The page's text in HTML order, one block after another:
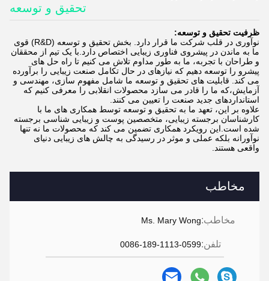
مخاطب
مخاطب:Ms. Mary Wong
تلفن:0086-189-1113-0599
تحقیق و توسعه
ظرفیت تحقیق و توسعه:
نوآوری در قلب شرکت ما قرار دارد. بخش تحقیق و توسعه (R&D) قوی
ما به ماندن در پیشروی فناوری زیبایی اختصاص دارد.با یک تیم از محققان
و طراحان با تجربه، ما به طور مداوم تلاش می کنیم تا راه حل های
پیشرو را توسعه دهیم که نیازهای در حال تکامل صنعت زیبایی را برآورده
می کند. قابلیت های تحقیق و توسعه ما شامل مفهوم سازی، مهندسی و
آزمایش،که ما را قادر می سازد محصولات انقلابی را معرفی کنیم که
استانداردهای جدید صنعت را تعیین می کنند.
علاوه بر این، تعهد ما به تحقیق و توسعه توسط همکاری های ما با
کارشناسان برجسته زیبایی، متخصصین پوست و زیبایی شناسی برجسته
شده است.این رویکرد همکاری تضمین می کند که محصولات ما نه تنها
نوآورانه بلکه عملی و موثر در رسیدگی به چالش های زیبایی دنیای
واقعی هستند.